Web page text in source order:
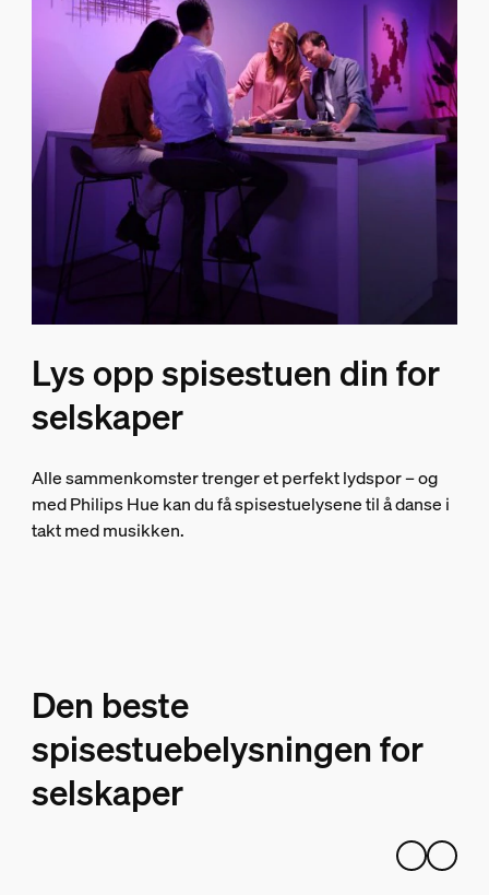
Lys opp spisestuen din for
selskaper
Alle sammenkomster trenger et perfekt lydspor – og
med Philips Hue kan du få spisestuelysene til å danse i
takt med musikken.
Den beste
spisestuebelysningen for
selskaper